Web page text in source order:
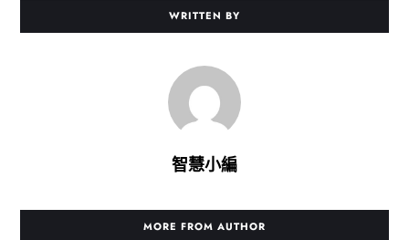
WRITTEN BY
智慧小編
MORE FROM AUTHOR